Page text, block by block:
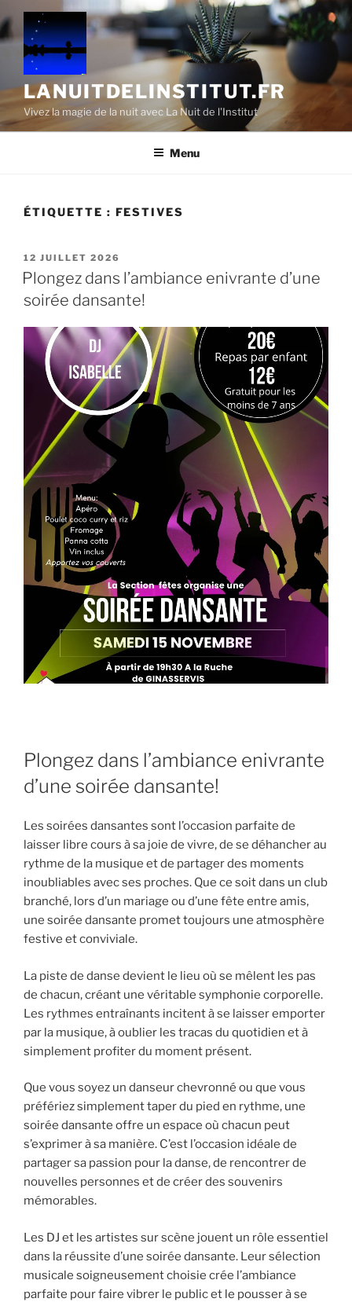
Aller
au
contenu
principal
LANUITDELINSTITUT.FR
Vivez la magie de la nuit avec La Nuit de l'Institut
Menu
ÉTIQUETTE : FESTIVES
PUBLIÉ
LE
12 JUILLET 2026
Plongez dans l’ambiance enivrante d’une
soirée dansante!
Plongez dans l’ambiance enivrante
d’une soirée dansante!
Les soirées dansantes sont l’occasion parfaite de
laisser libre cours à sa joie de vivre, de se déhancher au
rythme de la musique et de partager des moments
inoubliables avec ses proches. Que ce soit dans un club
branché, lors d’un mariage ou d’une fête entre amis,
une soirée dansante promet toujours une atmosphère
festive et conviviale.
La piste de danse devient le lieu où se mêlent les pas
de chacun, créant une véritable symphonie corporelle.
Les rythmes entraînants incitent à se laisser emporter
par la musique, à oublier les tracas du quotidien et à
simplement profiter du moment présent.
Que vous soyez un danseur chevronné ou que vous
préfériez simplement taper du pied en rythme, une
soirée dansante offre un espace où chacun peut
s’exprimer à sa manière. C’est l’occasion idéale de
partager sa passion pour la danse, de rencontrer de
nouvelles personnes et de créer des souvenirs
mémorables.
Les DJ et les artistes sur scène jouent un rôle essentiel
dans la réussite d’une soirée dansante. Leur sélection
musicale soigneusement choisie crée l’ambiance
parfaite pour faire vibrer le public et le pousser à se